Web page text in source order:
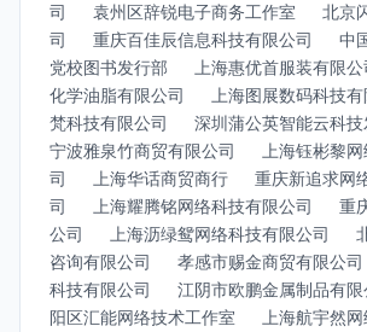
司
袁州区辞锐电子商务工作室
北京
司
重庆百佳辰信息科技有限公司
中
党校图书发行部
上海惠优首服装有限公
化学油脂有限公司
上海图展数码科技
梵科技有限公司
深圳蒲公英智能云科
宁波雅泉竹商贸有限公司
上海钰彬黎
司
上海华话商贸商行
重庆新追求网
司
上海耀腾铭网络科技有限公司
重
公司
上海沥绿鸳网络科技有限公司
咨询有限公司
孝感市赐金商贸有限公司
科技有限公司
江阴市欧鹏金属制品有限
阳区汇能网络技术工作室
上海航宇然